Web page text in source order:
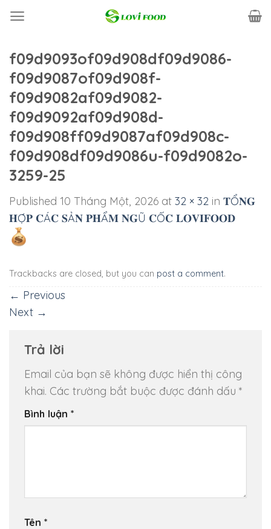
f09d9093of09d908df09d9086-
f09d9087of09d908f-
f09d9082af09d9082-
f09d9092af09d908d-
f09d908ff09d9087af09d908c-
f09d908df09d9086u-f09d9082o-
3259-25
Published 10 Tháng Một, 2026 at 32 × 32 in 𝐓Ổ𝐍𝐆
𝐇Ợ𝐏 𝐂Á𝐂 𝐒Ả𝐍 𝐏𝐇Ẩ𝐌 𝐍𝐆Ũ 𝐂Ố𝐂 𝐋𝐎𝐕𝐈𝐅𝐎𝐎𝐃
Trackbacks are closed, but you can post a comment.
← Previous
Next →
Trả lời
Email của bạn sẽ không được hiển thị công
khai. Các trường bắt buộc được đánh dấu *
Bình luận *
Tên *